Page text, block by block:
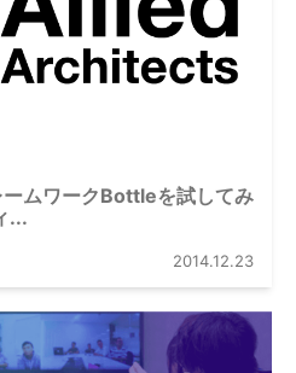
ムワークBottleを試してみ
...
2014.12.23